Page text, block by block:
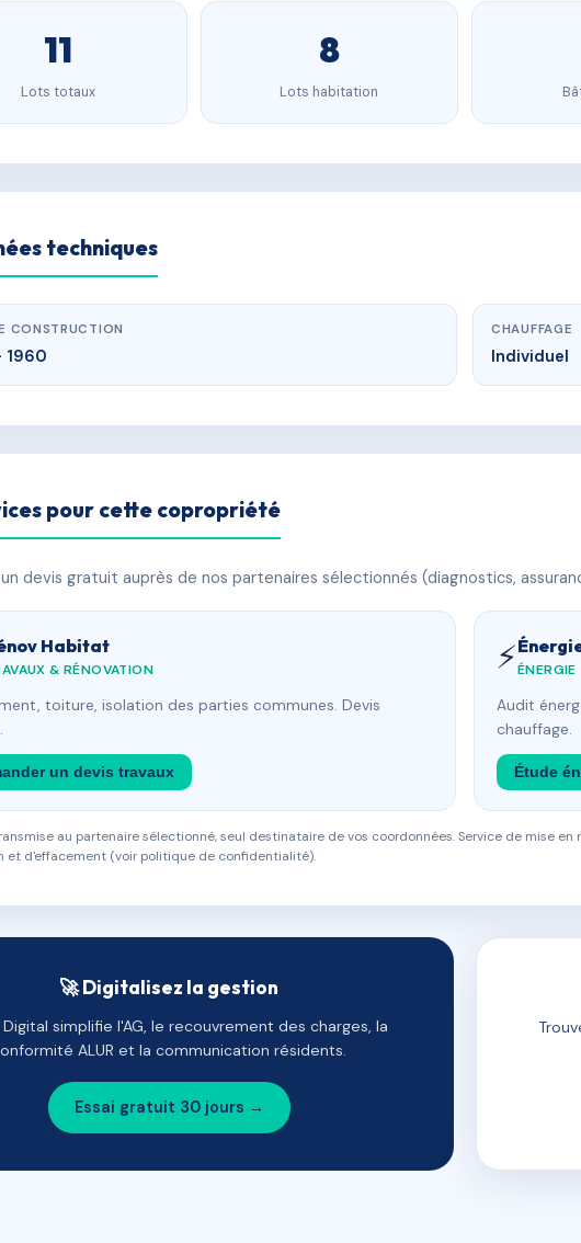
11
Lots totaux
8
Lots habitation
techniques
CONSTRUCTION
1960
CHAUFFAGE
Individuel
pour cette copropriété
devis gratuit auprès de nos partenaires sélectionnés (diagnostics,
Habitat
& RÉNOVATION
toiture, isolation des parties communes. Devis
un devis travaux
⚡ÉNERGIE
Audit
chauffage.
Étude
au partenaire sélectionné, seul destinataire de vos coordonnées. Service de mise
et d'effacement (voir politique de confidentialité).
🚀 Digitalisez la gestion
simplifie l'AG, le recouvrement des charges, la
ALUR et la communication résidents.
Essai gratuit 30 jours →